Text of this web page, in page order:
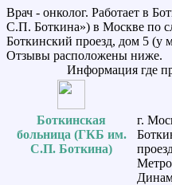
Врач - онколог. Работает в
С.П. Боткина») в Москве по
Боткинский проезд, дом 5 (у
Отзывы расположены ниже.
Информация где
Боткинская
больница (ГКБ им.
С.П. Боткина)
г.